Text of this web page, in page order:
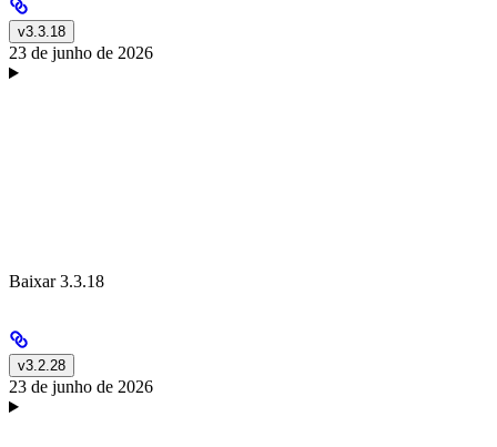
v3.3.18
23 de junho de 2026
Baixar 3.3.18
v3.2.28
23 de junho de 2026